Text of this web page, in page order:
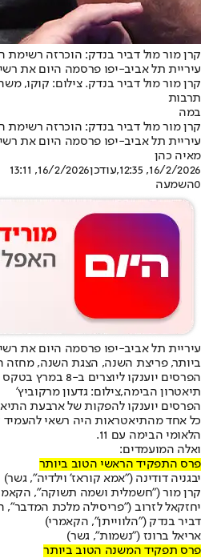
קרן מור מול דביר בנדק: הוכרזה רשימת
עיריית תל אביב-יפו פרסמה היום את רשימת
קרן מור מול דביר בנדק. צילום: קוקו,
תרבות
במה
קרן מור מול דביר בנדק: הוכרזה רשימת
עיריית תל אביב-יפו פרסמה היום את רשימת
מאיה כהן
16/2/2026, 12:35
,עודכן16/2/2026, 13:11
0השמעה
ביותר, פריצת השנה, הצגת השנה, מחזה
הפרסים יוענקו ליוצרים ב-8 במרץ בטקס שיתקיים בתיאטרון הלאומי
תיאטרון הבימה,צילום: גדעון מרקוביץ'
הפרסים יוענקו להפקות של ארבעת
הלאומי הבימה עם 11.
ואלה המועמדים:
פרס התפקיד הראשי הטוב ביותר
יבגניה דודינה ("אמא קוראז' וילדיה", גשר)
קרן מור ("חשמלית ושמה תשוקה",
יחזקאל לזרוב ("פריסילה מלכת המדבר",
דביר בנדק ("הלווייתן", הקאמרי)
אריאל ברונז ("נשמות", גשר)
פרס תפקיד המשנה הטוב ביותר